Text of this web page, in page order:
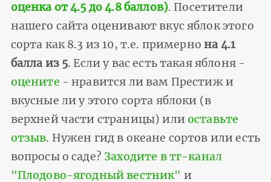
оценка от 4.5 до 4.8 баллов). Посетители
нашего сайта оценивают вкус яблок этого
сорта как 8.3 из 10, т.е. примерно на 4.1
балла из 5. Если у вас есть такая яблоня -
оцените - нравится ли вам Престиж и
вкусные ли у этого сорта яблоки (в
верхней части страницы) или оставьте
отзыв. Нужен гид в океане сортов или есть
вопросы о саде? Заходите в тг-канал
"Плодово-ягодный вестник" и